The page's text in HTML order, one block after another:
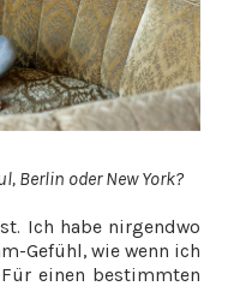
Berlin oder New York?
Ich habe nirgendwo
Gefühl, wie wenn ich
einen bestimmten